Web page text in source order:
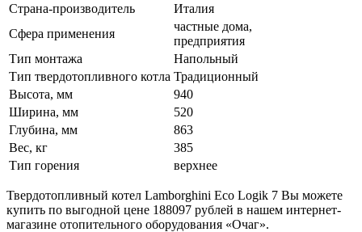
Страна-производитель
Италия
Сфера применения
частные дома,
предприятия
Тип монтажа
Напольный
Тип твердотопливного котла Традиционный
Высота, мм
940
Ширина, мм
520
Глубина, мм
863
Вес, кг
385
Тип горения
верхнее
Твердотопливный котел Lamborghini Eco Logik 7 Вы можете
купить по выгодной цене 188097 рублей в нашем интернет-
магазине отопительного оборудования «Очаг».